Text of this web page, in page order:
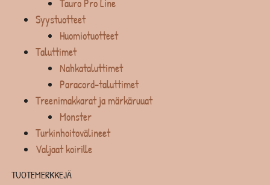
Tauro Pro Line
Syystuotteet
Huomiotuotteet
Taluttimet
Nahkataluttimet
Paracord-taluttimet
Treenimakkarat ja märkäruuat
Monster
Turkinhoitovälineet
Valjaat koirille
TUOTEMERKKEJÄ